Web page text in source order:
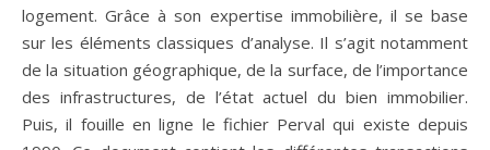
logement. Grâce à son expertise immobilière, il se base
sur les éléments classiques d’analyse. Il s’agit notamment
de la situation géographique, de la surface, de l’importance
des infrastructures, de l’état actuel du bien immobilier.
Puis, il fouille en ligne le fichier Perval qui existe depuis